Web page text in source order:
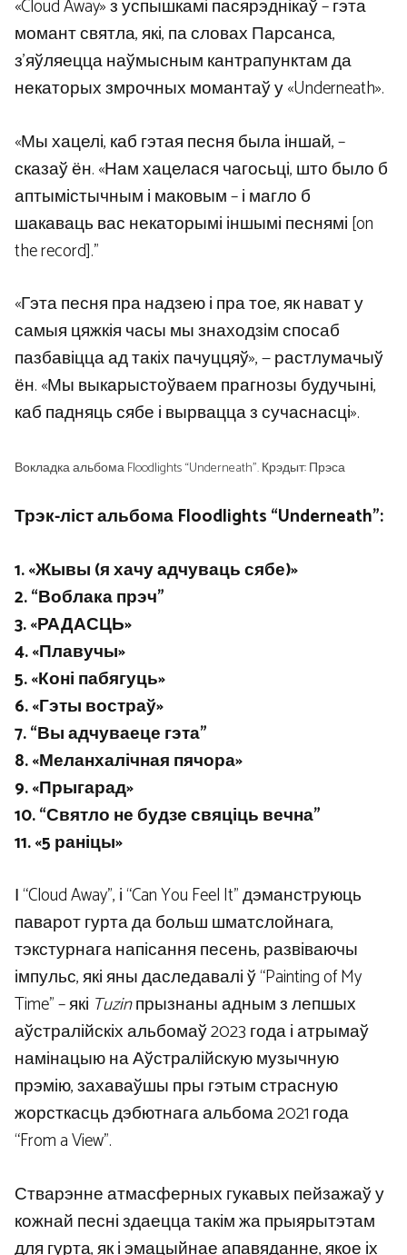
«Cloud Away» з успышкамі пасярэднікаў – гэта
момант святла, які, па словах Парсанса,
з’яўляецца наўмысным кантрапунктам да
некаторых змрочных момантаў у «Underneath».
«Мы хацелі, каб гэтая песня была іншай, –
сказаў ён. «Нам хацелася чагосьці, што было б
аптымістычным і маковым – і магло б
шакаваць вас некаторымі іншымі песнямі [on
the record].”
«Гэта песня пра надзею і пра тое, як нават у
самыя цяжкія часы мы знаходзім спосаб
пазбавіцца ад такіх пачуццяў», — растлумачыў
ён. «Мы выкарыстоўваем прагнозы будучыні,
каб падняць сябе і вырвацца з сучаснасці».
Вокладка альбома Floodlights “Underneath”. Крэдыт: Прэса
Трэк-ліст альбома Floodlights “Underneath”:
1. «Жывы (я хачу адчуваць сябе)»
2. “Воблака прэч”
3. «РАДАСЦЬ»
4. «Плавучы»
5. «Коні пабягуць»
6. «Гэты востраў»
7. “Вы адчуваеце гэта”
8. «Меланхалічная пячора»
9. «Прыгарад»
10. “Святло не будзе свяціць вечна”
11. «5 раніцы»
І “Cloud Away”, і “Can You Feel It” дэманструюць
паварот гурта да больш шматслойнага,
тэкстурнага напісання песень, развіваючы
імпульс, які яны даследавалі ў “Painting of My
Time” – які Tuzinпрызнаны адным з лепшых
аўстралійскіх альбомаў 2023 года і атрымаў
намінацыю на Аўстралійскую музычную
прэмію, захаваўшы пры гэтым страсную
жорсткасць дэбютнага альбома 2021 года
“From a View”.
Стварэнне атмасферных гукавых пейзажаў у
кожнай песні здаецца такім жа прыярытэтам
для гурта, як і эмацыйнае апавяданне, якое іх